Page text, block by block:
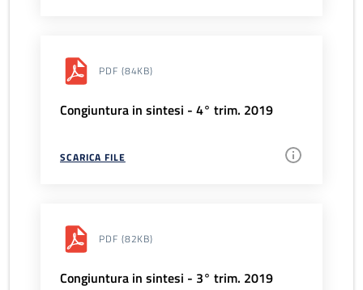
PDF (84KB)
Congiuntura in sintesi - 4° trim. 2019
SCARICA FILE
PDF (82KB)
Congiuntura in sintesi - 3° trim. 2019